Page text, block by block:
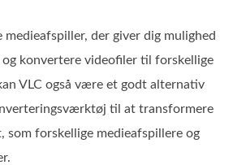
medieafspiller, der giver dig mulighed
konvertere videofiler til forskellige
VLC også være et godt alternativ
til at transformere
forskellige medieafspillere og